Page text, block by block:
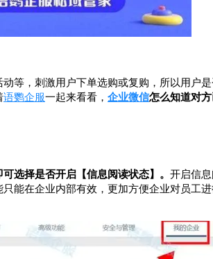
等，刺激用户下单选购或复购，所以用户
语鹦企服一起来看看， 企业微信怎么知道对
选择是否开启【信息阅读状态】。 开启信
能在企业内部有效，更加方便企业对员工